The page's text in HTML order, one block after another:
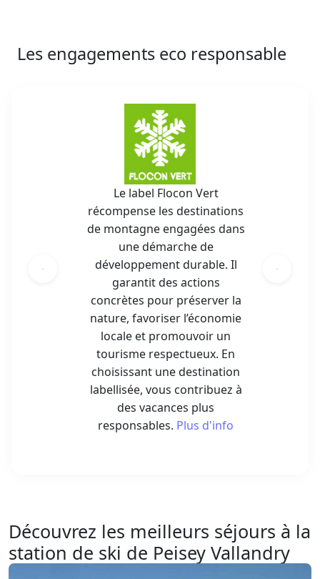
Les engagements eco responsable
Le label Flocon Vert
récompense les destinations
de montagne engagées dans
une démarche de
développement durable. Il
garantit des actions
concrètes pour préserver la
nature, favoriser l’économie
locale et promouvoir un
tourisme respectueux. En
choisissant une destination
labellisée, vous contribuez à
des vacances plus
responsables. Plus d'info
Découvrez les meilleurs séjours à la
station de ski de Peisey Vallandry